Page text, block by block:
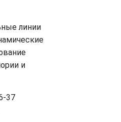
линии
и
37